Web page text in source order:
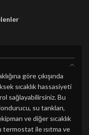
göre çıkışında
sıcaklık hassasiyeti
sağlayabilirsiniz. Bu
su tankları,
ve diğer sıcaklık
ile ısıtma ve